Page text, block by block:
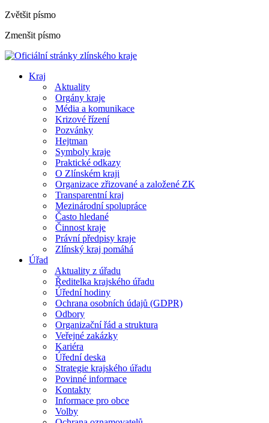
Zvětšit písmo
Zmenšit písmo
Kraj
Aktuality
Orgány kraje
Média a komunikace
Krizové řízení
Pozvánky
Hejtman
Symboly kraje
Praktické odkazy
O Zlínském kraji
Organizace zřizované a založené ZK
Transparentní kraj
Mezinárodní spolupráce
Často hledané
Činnost kraje
Právní předpisy kraje
Zlínský kraj pomáhá
Úřad
Aktuality z úřadu
Ředitelka krajského úřadu
Úřední hodiny
Ochrana osobních údajů (GDPR)
Odbory
Organizační řád a struktura
Veřejné zakázky
Kariéra
Úřední deska
Strategie krajského úřadu
Povinné informace
Kontakty
Informace pro obce
Volby